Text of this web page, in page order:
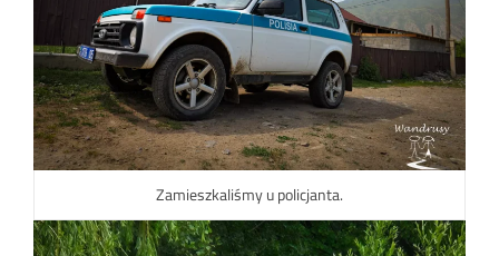
Zamieszkaliśmy u policjanta.